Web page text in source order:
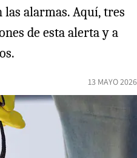
las alarmas. Aquí, tres
de esta alerta y a
13 MAYO 2026